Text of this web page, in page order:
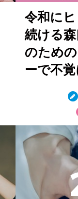
令和に
続ける
のため
ーで不